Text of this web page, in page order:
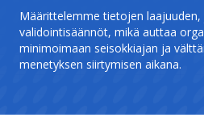
Määrittelemme tietojen
validointisäännöt, mikä auttaa
minimoimaan seisokkiajan ja
menetyksen siirtymisen aikana.